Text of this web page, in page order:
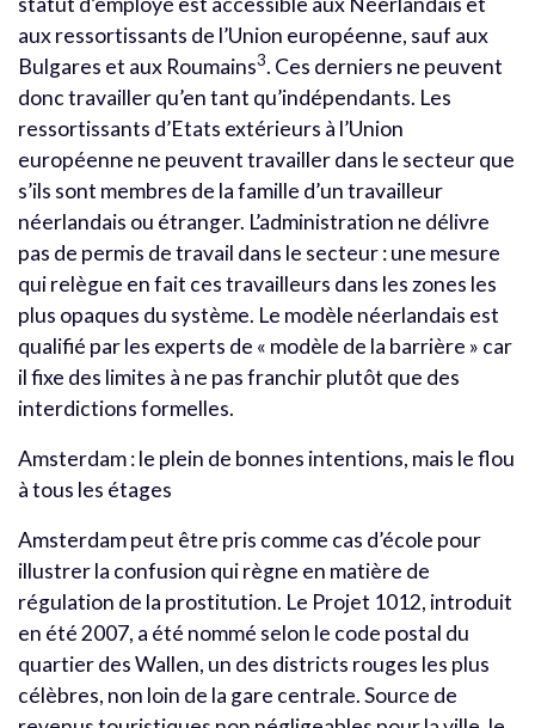
aux ressortissants de l’Union européenne, sauf aux
Bulgares et aux Roumains3. Ces derniers ne peuvent
donc travailler qu’en tant qu’indépendants. Les
ressortissants d’Etats extérieurs à l’Union
européenne ne peuvent travailler dans le secteur que
s’ils sont membres de la famille d’un travailleur
néerlandais ou étranger. L’administration ne délivre
pas de permis de travail dans le secteur : une mesure
qui relègue en fait ces travailleurs dans les zones les
plus opaques du système. Le modèle néerlandais est
qualifié par les experts de « modèle de la barrière » car
il fixe des limites à ne pas franchir plutôt que des
interdictions formelles.
Amsterdam : le plein de bonnes intentions, mais le flou
à tous les étages
Amsterdam peut être pris comme cas d’école pour
illustrer la confusion qui règne en matière de
régulation de la prostitution. Le Projet 1012, introduit
en été 2007, a été nommé selon le code postal du
quartier des Wallen, un des districts rouges les plus
célèbres, non loin de la gare centrale. Source de